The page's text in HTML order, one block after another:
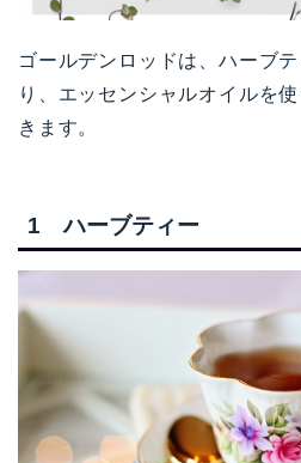
ゴールデンロッドは、ハーブ
り、エッセンシャルオイルを
きます。
1 ハーブティー